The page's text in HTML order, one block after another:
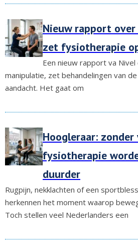
Nieuw rapport
zet fysiotherapie
Een nieuw rapport va
manipulatie, zet behandelingen van
aandacht. Het gaat om
Hoogleraar:
fysiotherapie
duurder
Rugpijn, nekklachten of een
herkennen het moment waarop
Toch stellen veel Nederlanders een